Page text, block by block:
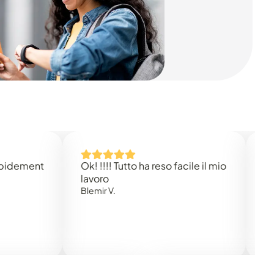
Ok! !!!! Tutto ha reso facile il mio